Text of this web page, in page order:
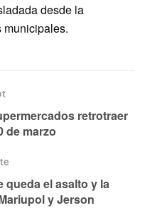
desde la
municipales.
retrotraer
de marzo
queda el asalto y la
y Jerson